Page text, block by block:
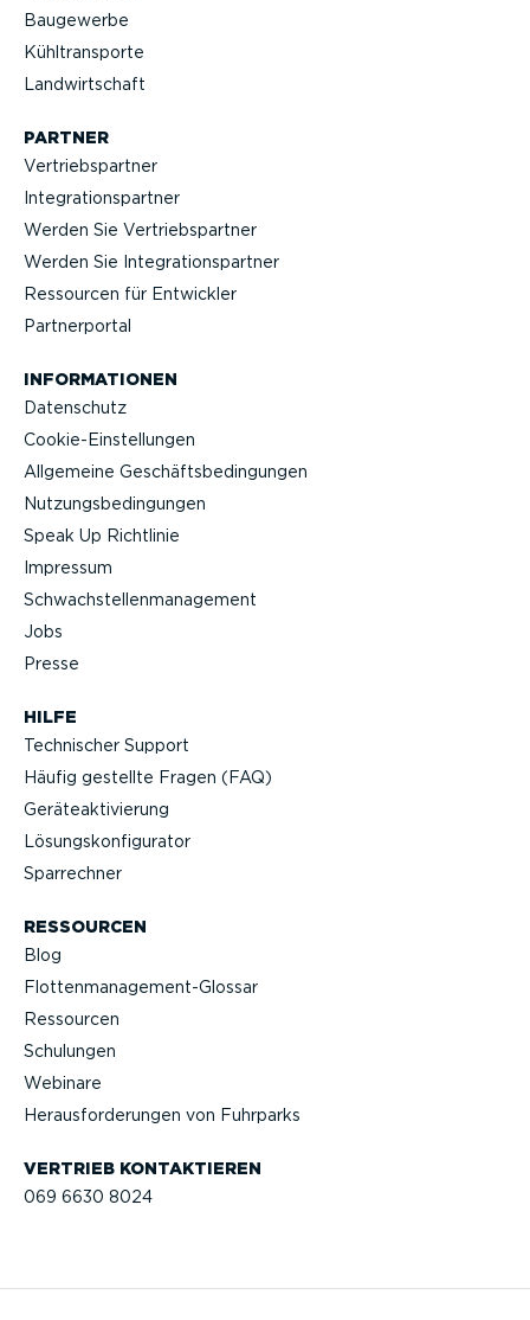
Baugewerbe
Kühltrans­porte
Landwirt­schaft
VERTRIEB KONTAK­TIEREN
069 6630 8024
HILFE
Technischer Support
Häufig gestellte Fragen (FAQ)
Geräteak­ti­vierung
Lösungs­kon­fi­gu­rator
Sparrechner
RESSOURCEN
Blog
Flotten­management-Glossar
Ressourcen
Schulungen
Webinare
Heraus­for­de­rungen von Fuhrparks
PARTNER
Vertriebs­partner
Integra­ti­ons­partner
Werden Sie Vertriebs­partner
Werden Sie Integra­ti­ons­partner
Ressourcen für Entwickler
Partner­portal
INFOR­MA­TIONEN
Datenschutz
Cookie-Ein­stel­lungen
Allgemeine Geschäfts­be­din­gungen
Nutzungs­be­din­gungen
Speak Up Richtlinie
Impressum
Schwach­stel­len­ma­nagement
Jobs
Presse